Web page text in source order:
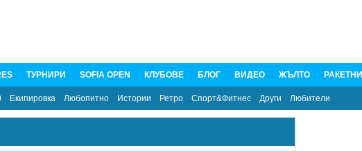
ТУРНИРИ SOFIA OPEN КЛУБОВЕ БЛОГ ВИДЕО ЖЪЛТО РАКЕТНИ
Екипировка Любопитно Истории Ретро Спорт&Фитнес Други Любители